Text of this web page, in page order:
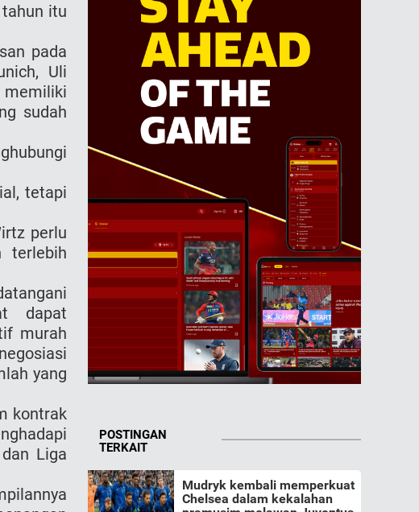
itu
pada
Uli
memiliki
sudah
tetapi
perlu
terlebih
dapat
murah
yang
kontrak
Liga
POSTINGAN
TERKAIT
Mudryk kembali memperkuat
Chelsea dalam kekalahan